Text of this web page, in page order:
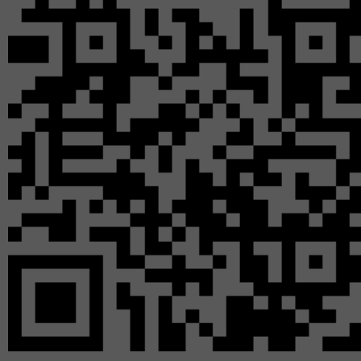
участники конкурса
участниках войны и
об обычных
ставших
хранимых внуками и
Заборских Дарья
Каратузского
форме письма
могу увидеть тебя